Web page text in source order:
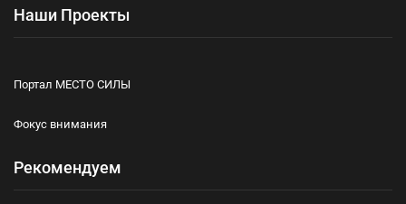
Наши Проекты
Портал МЕСТО СИЛЫ
Фокус внимания
Рекомендуем